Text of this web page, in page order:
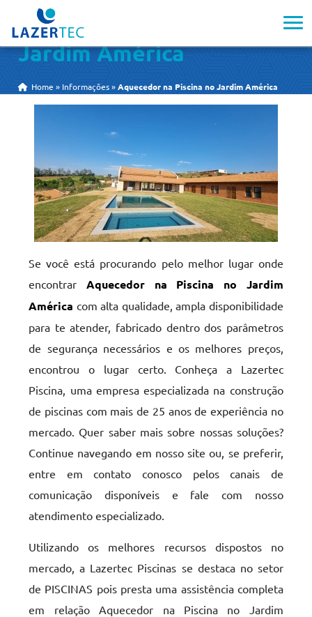
Aquecedor na Piscina no
Jardim América
Home » Informações »Aquecedor na Piscina no Jardim América
Se você está procurando pelo melhor lugar onde
encontrar Aquecedor na Piscina no Jardim
América com alta qualidade, ampla disponibilidade
para te atender, fabricado dentro dos parâmetros
de segurança necessários e os melhores preços,
encontrou o lugar certo. Conheça a Lazertec
Piscina, uma empresa especializada na construção
de piscinas com mais de 25 anos de experiência no
mercado. Quer saber mais sobre nossas soluções?
Continue navegando em nosso site ou, se preferir,
entre em contato conosco pelos canais de
comunicação disponíveis e fale com nosso
atendimento especializado.
Utilizando os melhores recursos dispostos no
mercado, a Lazertec Piscinas se destaca no setor
de PISCINAS pois presta uma assistência completa
em relação Aquecedor na Piscina no Jardim